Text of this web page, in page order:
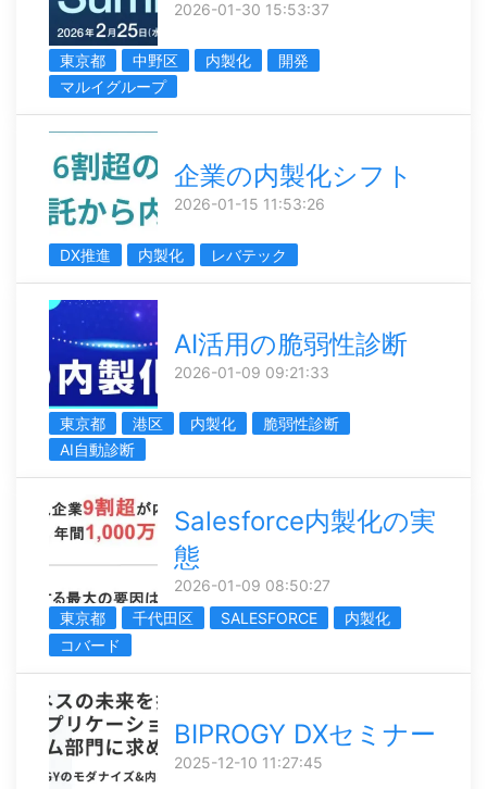
2026-01-30 15:53:37
東京都 中野区 内製化
開発
マルイグループ
企業の内製化シフト
2026-01-15 11:53:26
DX推進 内製化 レバテック
AI活用の脆弱性診断
2026-01-09 09:21:33
東京都 港区 内製化
脆弱性診断
AI自動診断
Salesforce内製化の実
態
2026-01-09 08:50:27
東京都
千代田区 SALESFORCE
内製化
コバード
BIPROGY DXセミナー
2025-12-10 11:27:45